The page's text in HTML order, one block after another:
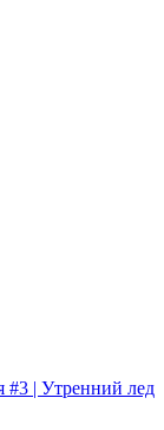
#3 | Утренний лед